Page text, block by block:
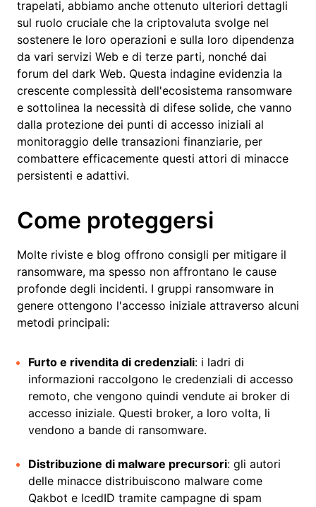
trapelati, abbiamo anche ottenuto ulteriori dettagli
sul ruolo cruciale che la criptovaluta svolge nel
sostenere le loro operazioni e sulla loro dipendenza
da vari servizi Web e di terze parti, nonché dai
forum del dark Web. Questa indagine evidenzia la
crescente complessità dell'ecosistema ransomware
e sottolinea la necessità di difese solide, che vanno
dalla protezione dei punti di accesso iniziali al
monitoraggio delle transazioni finanziarie, per
combattere efficacemente questi attori di minacce
persistenti e adattivi.
Come proteggersi
Molte riviste e blog offrono consigli per mitigare il
ransomware, ma spesso non affrontano le cause
profonde degli incidenti. I gruppi ransomware in
genere ottengono l'accesso iniziale attraverso alcuni
metodi principali:
Furto e rivendita di credenziali: i ladri di
informazioni raccolgono le credenziali di accesso
remoto, che vengono quindi vendute ai broker di
accesso iniziale. Questi broker, a loro volta, li
vendono a bande di ransomware.
Distribuzione di malware precursori: gli autori
delle minacce distribuiscono malware come
Qakbot e IcedID tramite campagne di spam